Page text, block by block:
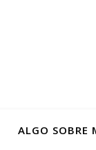
ALGO SOBRE